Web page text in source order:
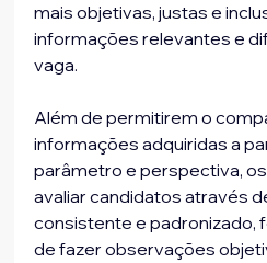
mais objetivas, justas e
informações relevantes e
vaga.
Além de permitirem o
informações adquiridas a
parâmetro e perspectiva, os
avaliar candidatos através
consistente e padronizado,
de fazer observações